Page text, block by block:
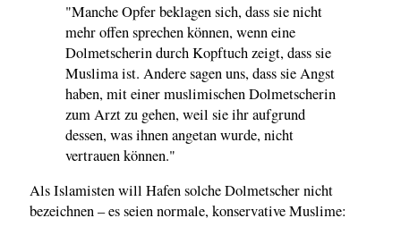
"Manche Opfer beklagen sich, dass sie nicht
mehr offen sprechen können, wenn eine
Dolmetscherin durch Kopftuch zeigt, dass sie
Muslima ist. Andere sagen uns, dass sie Angst
haben, mit einer muslimischen Dolmetscherin
zum Arzt zu gehen, weil sie ihr aufgrund
dessen, was ihnen angetan wurde, nicht
vertrauen können."
Als Islamisten will Hafen solche Dolmetscher nicht
bezeichnen – es seien normale, konservative Muslime: